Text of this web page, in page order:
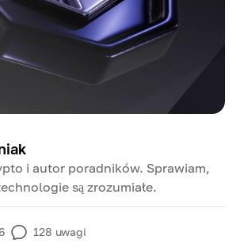
i autor poradników. Sprawiam,
są zrozumiałe.
128 uwagi